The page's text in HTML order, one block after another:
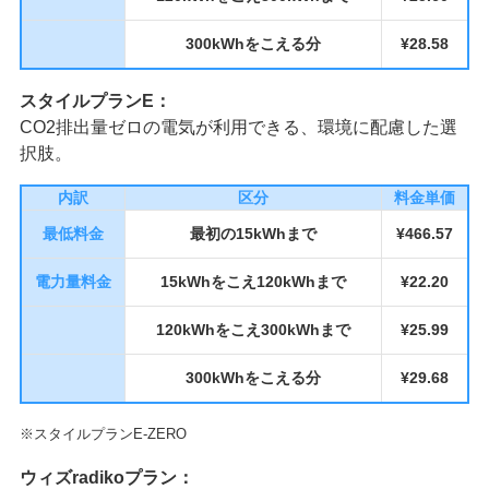
300kWhをこえる分 ¥28.58
スタイルプランE：
CO2排出量ゼロの電気が利用できる、環境に配慮した選
択肢。
内訳 区分 料金単価
最低料金 最初の15kWhまで ¥466.57
電力量料金 15kWhをこえ120kWhまで ¥22.20
120kWhをこえ300kWhまで ¥25.99
300kWhをこえる分 ¥29.68
※スタイルプランE-ZERO
ウィズradikoプラン：